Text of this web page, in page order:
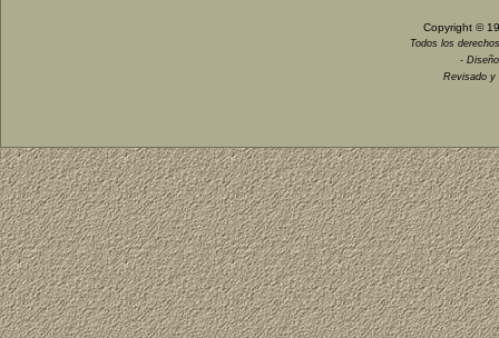
Copyright ©
Todos los
-
Revisado y